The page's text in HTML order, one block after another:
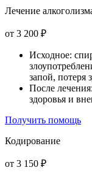
Лечение
от 3 200 ₽
Исходное:
запой, потеря
После
здоровья и
Получить помощь
Кодирование
от 3 150 ₽